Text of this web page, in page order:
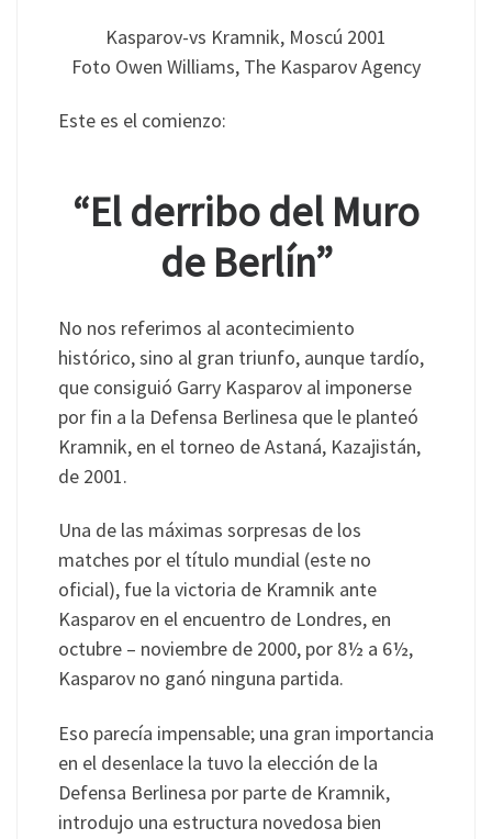
Kasparov-vs Kramnik, Moscú 2001
Foto Owen Williams, The Kasparov Agency
Este es el comienzo:
“El derribo del Muro
de Berlín”
No nos referimos al acontecimiento
histórico, sino al gran triunfo, aunque tardío,
que consiguió Garry Kasparov al imponerse
por fin a la Defensa Berlinesa que le planteó
Kramnik, en el torneo de Astaná, Kazajistán,
de 2001.
Una de las máximas sorpresas de los
matches por el título mundial (este no
oficial), fue la victoria de Kramnik ante
Kasparov en el encuentro de Londres, en
octubre – noviembre de 2000, por 8½ a 6½,
Kasparov no ganó ninguna partida.
Eso parecía impensable; una gran importancia
en el desenlace la tuvo la elección de la
Defensa Berlinesa por parte de Kramnik,
introdujo una estructura novedosa bien